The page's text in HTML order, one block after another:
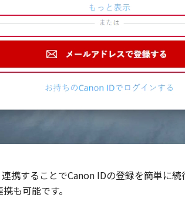
することでCanon IDの登録を簡単に続
も可能です。